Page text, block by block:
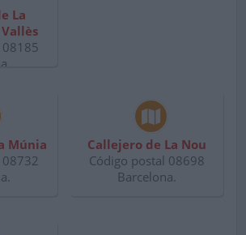
La
08185
Múnia
08732
Callejero de La Nou
Código postal 08698
Barcelona.